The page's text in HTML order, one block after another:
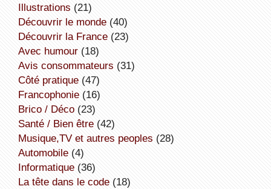
illustrations (21)
découvrir le monde(40)
découvrir la France(23)
avec humour(18)
avis consommateurs (31)
côté pratique(47)
Francophonie(16)
Brico / Déco(23)
Santé / Bien être(42)
Musique,TV et autres peoples (28)
Automobile(4)
informatique(36)
la tête dans le code(18)